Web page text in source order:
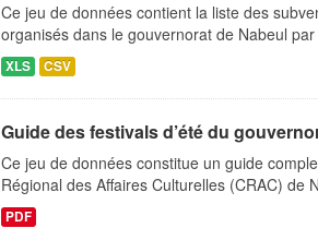
Ce jeu de données contient la liste des
organisés dans le gouvernorat de Nabeul
XLS CSV
Guide des festivals d’été du
Ce jeu de données constitue un guide
Régional des Affaires Culturelles (CRAC) de
PDF